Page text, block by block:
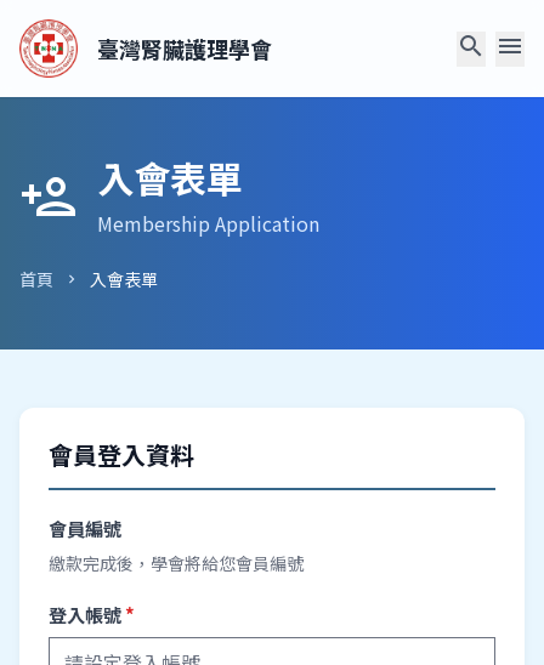
臺灣腎臟護理學會 search menu
person_add 入會表單
Membership Application
首頁 chevron_right 入會表單
會員登入資料
會員編號
繳款完成後，學會將給您會員編號
登入帳號*